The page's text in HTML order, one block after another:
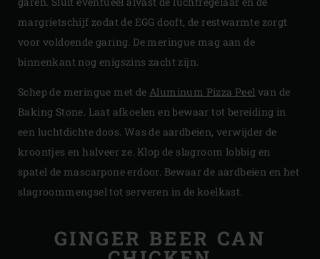
margrietschijf zodat de EGG dooft, de restwarmte zorgt
voor voldoende garing. De meringue mag aan de
binnenkant nog enigszins zacht zijn.
Schep de meringue met de Aluminum Pizza Peel van de
Baking Stone. Laat afkoelen en bewaar tot bereiding in
een luchtdichte doos. Was de aardbeien, verwijder de
kroontjes en halveer ze. Klop de slagroom lobbig en
spatel de mascarpone erdoor. Bewaar de aardbeien en het
slagroommengsel tot serveren in de koelkast.
GINGER BEER CAN